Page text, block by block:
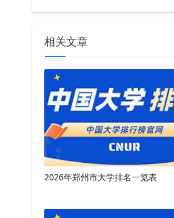
相关文章
2026年郑州市大学排名一览表